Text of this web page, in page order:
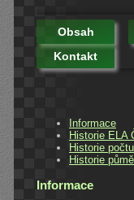
Obsah
Kontakt
Informace
Historie ELA
Historie
Historie
Informace